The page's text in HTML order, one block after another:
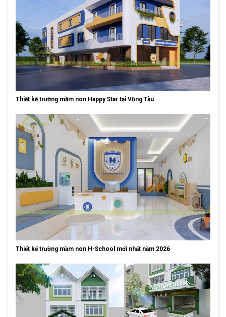
Thiết kế trường mầm non Happy Star tại Vũng Tàu
Thiết kế trường mầm non H-School mới nhất năm 2026